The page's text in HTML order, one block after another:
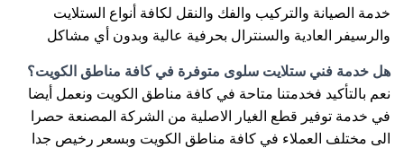
خدمة الصيانة والتركيب والفك والنقل لكافة أنواع الستلايت
والرسيفر العادية والسنترال بحرفية عالية وبدون أي مشاكل
هل خدمة فني ستلايت سلوى متوفرة في كافة مناطق الكويت؟
نعم بالتأكيد فخدمتنا متاحة في كافة مناطق الكويت ونعمل أيضا
في خدمة توفير قطع الغيار الاصلية من الشركة المصنعة حصرا
الى مختلف العملاء في كافة مناطق الكويت وبسعر رخيص جدا